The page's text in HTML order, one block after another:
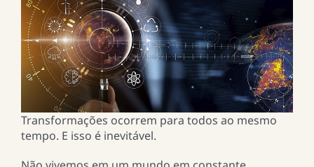
Transformações ocorrem para todos ao mesmo
tempo. E isso é inevitável.